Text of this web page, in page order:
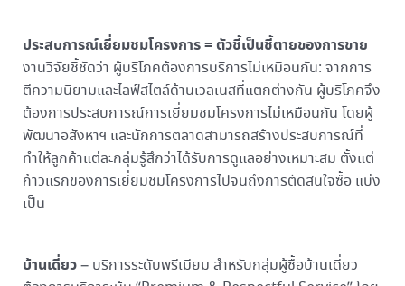
ประสบการณ์เยี่ยมชมโครงการ = ตัวชี้เป็นชี้ตายของการขาย
งานวิจัยชี้ชัดว่า ผู้บริโภคต้องการบริการไม่เหมือนกัน: จากการ
ตีความนิยามและไลฟ์สไตล์ด้านเวลเนสที่แตกต่างกัน ผู้บริโภคจึง
ต้องการประสบการณ์การเยี่ยมชมโครงการไม่เหมือนกัน โดยผู้
พัฒนาอสังหาฯ และนักการตลาดสามารถสร้างประสบการณ์ที่
ทำให้ลูกค้าแต่ละกลุ่มรู้สึกว่าได้รับการดูแลอย่างเหมาะสม ตั้งแต่
ก้าวแรกของการเยี่ยมชมโครงการไปจนถึงการตัดสินใจซื้อ แบ่ง
เป็น
บ้านเดี่ยว– บริการระดับพรีเมียม สำหรับกลุ่มผู้ซื้อบ้านเดี่ยว